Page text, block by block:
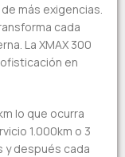
más exigencias.
cada
La XMAX 300
en
lo que ocurra
1.000km o 3
y después cada